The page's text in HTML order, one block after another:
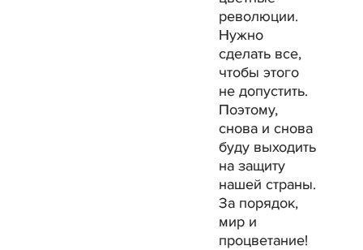
революции.
Нужно
сделать все,
чтобы этого
не допустить.
Поэтому,
снова и снова
буду выходить
на защиту
нашей страны.
За порядок,
мир и
процветание!